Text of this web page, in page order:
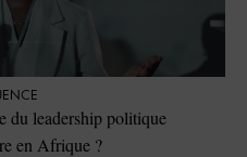
du leadership politique
en Afrique ?